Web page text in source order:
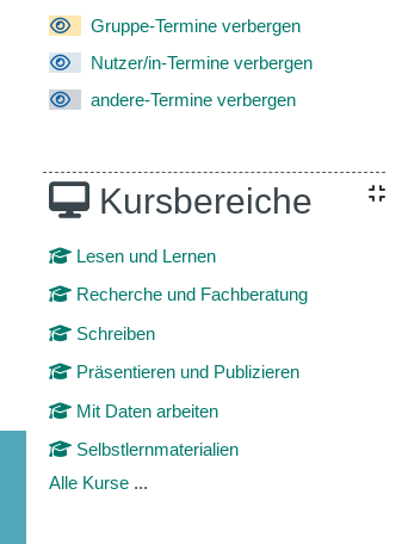
Gruppe-Termine verbergen
Nutzer/in-Termine verbergen
andere-Termine verbergen
Kursbereiche
Lesen und Lernen
Recherche und Fachberatung
Schreiben
Präsentieren und Publizieren
Mit Daten arbeiten
Selbstlernmaterialien
Alle Kurse ...